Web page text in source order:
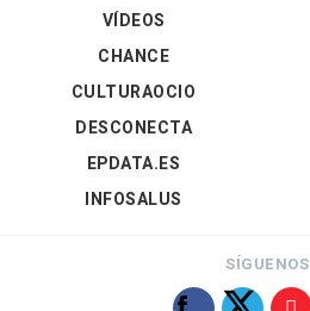
VÍDEOS
CHANCE
CULTURAOCIO
DESCONECTA
EPDATA.ES
INFOSALUS
SÍGUENOS